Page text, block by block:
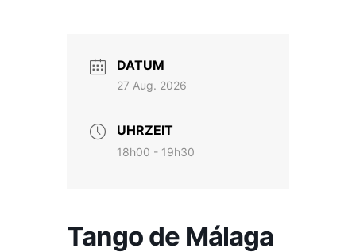
DATUM
27 Aug. 2026
UHRZEIT
18h00 - 19h30
Tango de Málaga